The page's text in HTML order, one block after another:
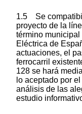
1.5 Se
proyecto de la
término municipal
Eléctrica de
actuaciones, el
ferrocarril
128 se hará
lo aceptado por
análisis de las
estudio